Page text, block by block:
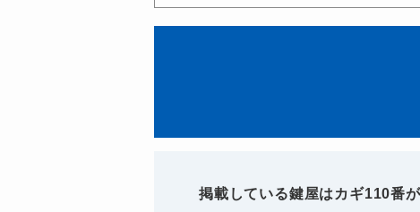
掲載している鍵屋はカギ110番